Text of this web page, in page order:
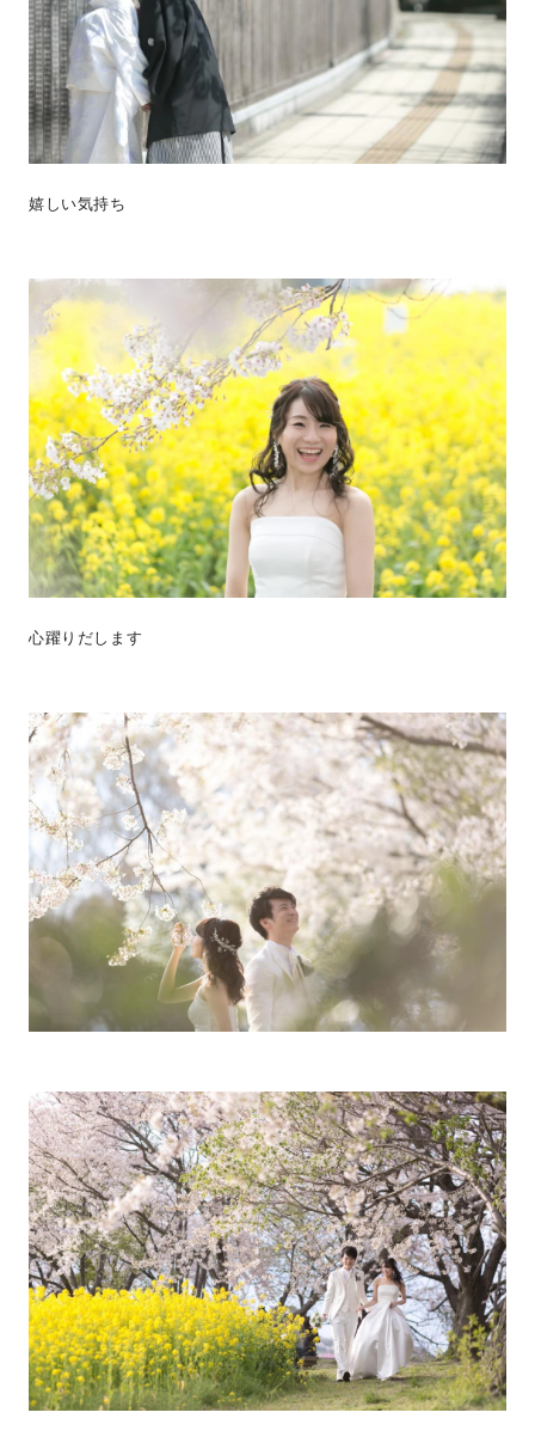
嬉しい気持ち
心躍りだします